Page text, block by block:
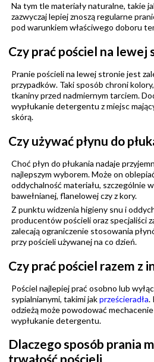
Na tym tle materiały naturalne, takie
zazwyczaj lepiej znoszą regularne
pod warunkiem właściwego doboru
Czy prać pościel na lewej
Pranie pościeli na lewej stronie jest
przypadków. Taki sposób chroni
tkaniny przed nadmiernym tarciem.
wypłukanie detergentu z miejsc
skórą.
Czy używać płynu do
Choć płyn do płukania nadaje
najlepszym wyborem. Może on
oddychalność materiału, szczególnie
bawełnianej, flanelowej czy z kory.
Z punktu widzenia higieny snu i
producentów pościeli oraz specjaliści
zalecają ograniczenie stosowania
przy pościeli używanej na co dzień.
Czy prać pościel razem z
Pościel najlepiej prać osobno lub
sypialnianymi, takimi jakprześcieradła.
odzieżą może powodować
wypłukanie detergentu.
Dlaczego sposób prania
trwałość pościeli